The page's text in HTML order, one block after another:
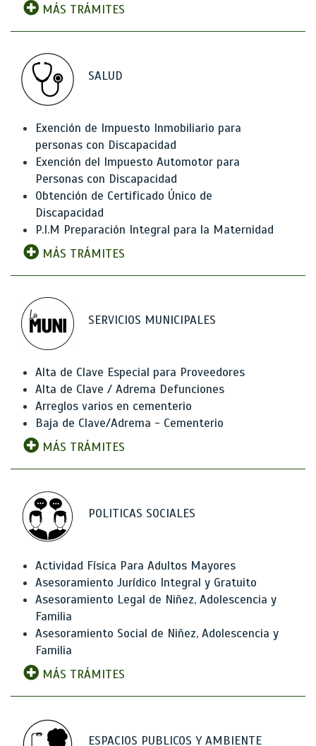
MÁS TRÁMITES
SALUD
Exención de Impuesto Inmobiliario para
personas con Discapacidad
Exención del Impuesto Automotor para
Personas con Discapacidad
Obtención de Certificado Único de
Discapacidad
P.I.M Preparación Integral para la Maternidad
MÁS TRÁMITES
SERVICIOS MUNICIPALES
Alta de Clave Especial para Proveedores
Alta de Clave / Adrema Defunciones
Arreglos varios en cementerio
Baja de Clave/Adrema - Cementerio
MÁS TRÁMITES
POLITICAS SOCIALES
Actividad Física Para Adultos Mayores
Asesoramiento Jurídico Integral y Gratuito
Asesoramiento Legal de Niñez, Adolescencia y
Familia
Asesoramiento Social de Niñez, Adolescencia y
Familia
MÁS TRÁMITES
ESPACIOS PUBLICOS Y AMBIENTE